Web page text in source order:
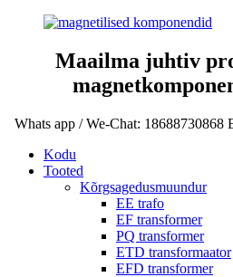
Maailma juhtiv
Whats app / We-Chat: 18688730868
Kodu
Tooted
Kõrgsagedusmuundur
EE trafo
EF transformer
PQ transformer
ETD transformaator
EFD transformer